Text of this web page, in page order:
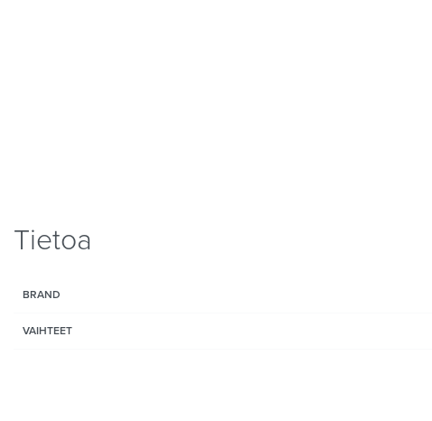
Tietoa
BRAND
VAIHTEET